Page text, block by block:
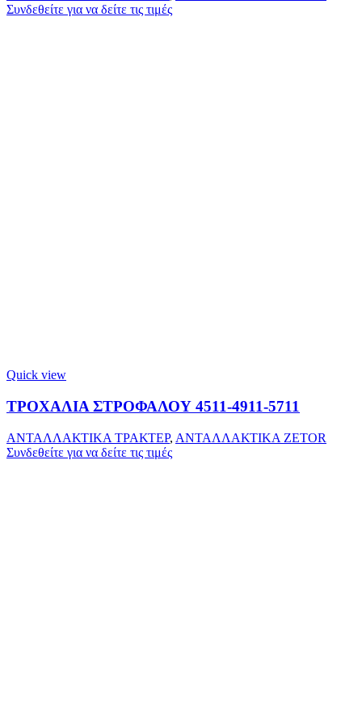
Συνδεθείτε για να δείτε τις τιμές
Quick view
ΤΡΟΧΑΛΙΑ ΣΤΡΟΦΑΛΟΥ 4511-4911-5711
ΑΝΤΑΛΛΑΚΤΙΚΑ ΤΡΑΚΤΕΡ, ΑΝΤΑΛΛΑΚΤΙΚΑ ZETOR
Συνδεθείτε για να δείτε τις τιμές